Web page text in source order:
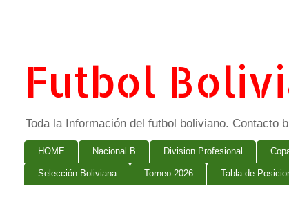
Futbol
Toda la Información del futbol boliviano. Contacto
HOME Nacional B Division Profesional
Selección Boliviana Torneo 2026 Tabla de